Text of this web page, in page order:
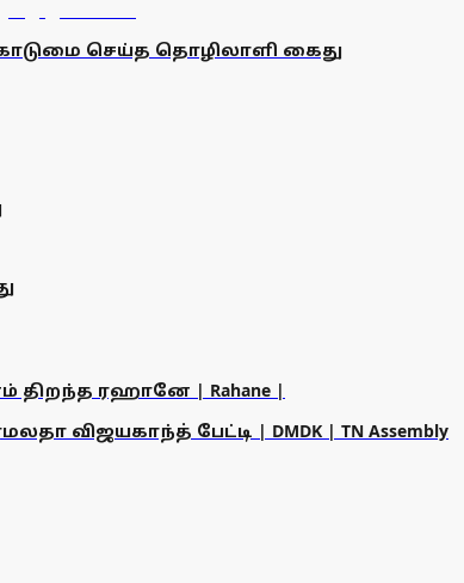
செய்த தொழிலாளி கைது
திறந்த ரஹானே | Rahane |
விஜயகாந்த் பேட்டி | DMDK | TN Assembly